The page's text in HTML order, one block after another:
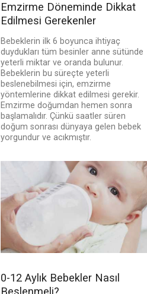
Emzirme Döneminde Dikkat
Edilmesi Gerekenler
Bebeklerin ilk 6 boyunca ihtiyaç
duydukları tüm besinler anne sütünde
yeterli miktar ve oranda bulunur.
Bebeklerin bu süreçte yeterli
beslenebilmesi için, emzirme
yöntemlerine dikkat edilmesi gerekir.
Emzirme doğumdan hemen sonra
başlamalıdır. Çünkü saatler süren
doğum sonrası dünyaya gelen bebek
yorgundur ve acıkmıştır.
0-12 Aylık Bebekler Nasıl
Beslenmeli?